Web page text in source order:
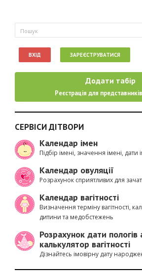
Пошукова форма
Пошук
ВХІД ЗАРЕЄСТРУВАТИСЯ
Додати табір
Реєстрація для
СЕРВІСИ ДІТВОРИ
Календар імен
Підбір імені, значення імені, дати
Календар овуляції
Розрахунок сприятливих для
Календар вагітності
Визначення терміну вагітності,
дитини та медобстежень
Розрахунок дати пологів
калькулятор вагітності
Дізнайтесь імовірну дату